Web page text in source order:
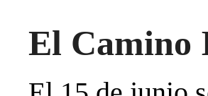
El Camino